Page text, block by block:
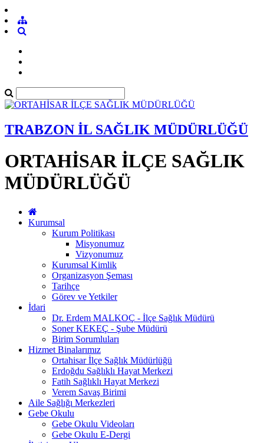
TRABZON İL SAĞLIK MÜDÜRLÜĞÜ
ORTAHİSAR İLÇE SAĞLIK
MÜDÜRLÜĞÜ
Kurumsal
Kurum Politikası
Misyonumuz
Vizyonumuz
Kurumsal Kimlik
Organizasyon Şeması
Tarihçe
Görev ve Yetkiler
İdari
Dr. Erdem MALKOÇ - İlçe Sağlık Müdürü
Soner KEKEÇ - Şube Müdürü
Birim Sorumluları
Hizmet Binalarımız
Ortahisar İlçe Sağlık Müdürlüğü
Erdoğdu Sağlıklı Hayat Merkezi
Fatih Sağlıklı Hayat Merkezi
Verem Savaş Birimi
Aile Sağlığı Merkezleri
Gebe Okulu
Gebe Okulu Videoları
Gebe Okulu E-Dergi